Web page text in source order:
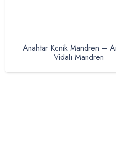
Anahtar Konik Mandren –
Vidalı Mandren